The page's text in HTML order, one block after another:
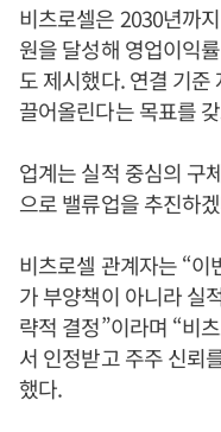
비츠로셀은 2030년까
원을 달성해 영업이익
도 제시했다. 연결 기
끌어올린다는 목표를
업계는 실적 중심의 구
으로 밸류업을 추진하
비츠로셀 관계자는 “
가 부양책이 아니라 실
략적 결정”이라며 “비
서 인정받고 주주 신뢰
했다.